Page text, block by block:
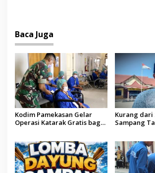
Baca Juga
Kodim Pamekasan Gelar
Operasi Katarak Gratis bagi
Kurang dari
Sampang